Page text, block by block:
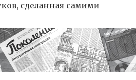
сделанная самими